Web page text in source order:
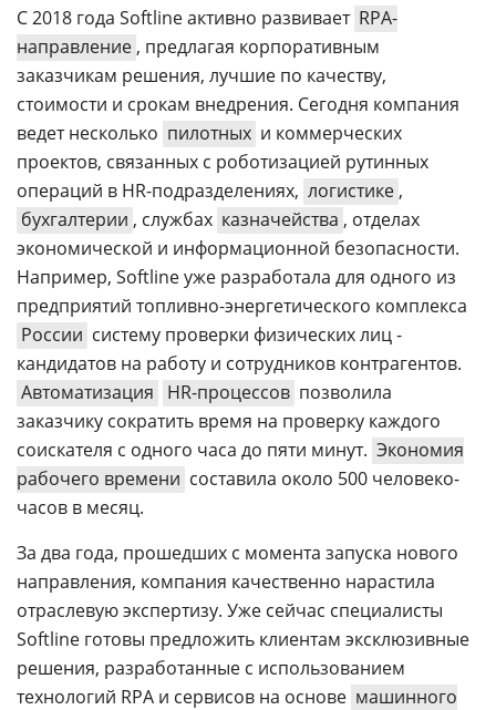
С 2018 года Softline активно развивает RPA-
направление , предлагая корпоративным
заказчикам решения, лучшие по качеству,
стоимости и срокам внедрения. Сегодня компания
ведет несколько пилотных и коммерческих
проектов, связанных с роботизацией рутинных
операций в HR-подразделениях, логистике ,
бухгалтерии , службах казначейства , отделах
экономической и информационной безопасности.
Например, Softline уже разработала для одного из
предприятий топливно-энергетического комплекса
России систему проверки физических лиц -
кандидатов на работу и сотрудников контрагентов.
Автоматизация
HR-процессов позволила
заказчику сократить время на проверку каждого
соискателя с одного часа до пяти минут. Экономия
рабочего времени составила около 500 человеко-
часов в месяц.
За два года, прошедших с момента запуска нового
направления, компания качественно нарастила
отраслевую экспертизу. Уже сейчас специалисты
Softline готовы предложить клиентам эксклюзивные
решения, разработанные с использованием
технологий RPA и сервисов на основе машинного